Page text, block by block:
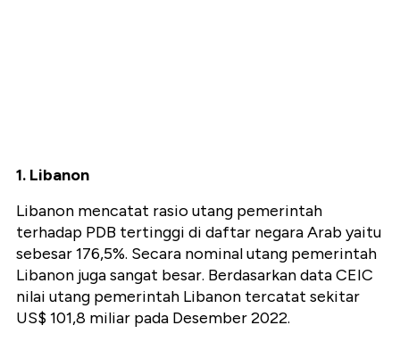
1. Libanon
Libanon mencatat rasio utang pemerintah
terhadap PDB tertinggi di daftar negara Arab yaitu
sebesar 176,5%. Secara nominal utang pemerintah
Libanon juga sangat besar. Berdasarkan data CEIC
nilai utang pemerintah Libanon tercatat sekitar
US$ 101,8 miliar pada Desember 2022.